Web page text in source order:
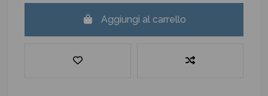
Aggiungi al carrello